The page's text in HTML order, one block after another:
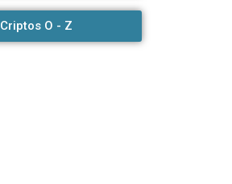
Criptos O - Z